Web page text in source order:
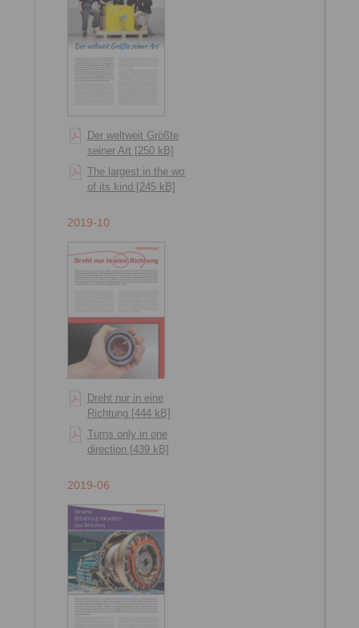
Der weltweit Größte
seiner Art [250 kB]
The largest in the world
of its kind [245 kB]
2019-10
Dreht nur in eine
Richtung [444 kB]
Turns only in one
direction [439 kB]
2019-06